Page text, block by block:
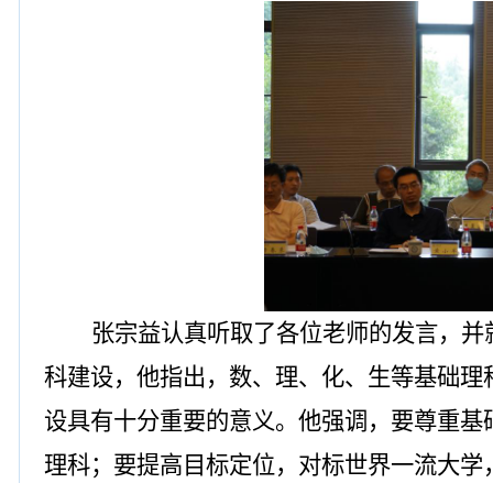
张宗益认真听取了各位老师的发言，
科建设，他指出，数、理、化、生等基础
设具有十分重要的意义。他强调，要尊重
理科；要提高目标定位，对标世界一流大